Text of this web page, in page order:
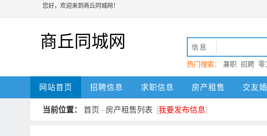
您好，欢迎来到商丘同城网！
商丘同城网 信息
热门搜索： 兼职 招聘 零
动 商丘
网站首页 招聘信息 求职信息 房产租售 交友
当前位置： 首页 - 房产租售列表 [我要发布信息]